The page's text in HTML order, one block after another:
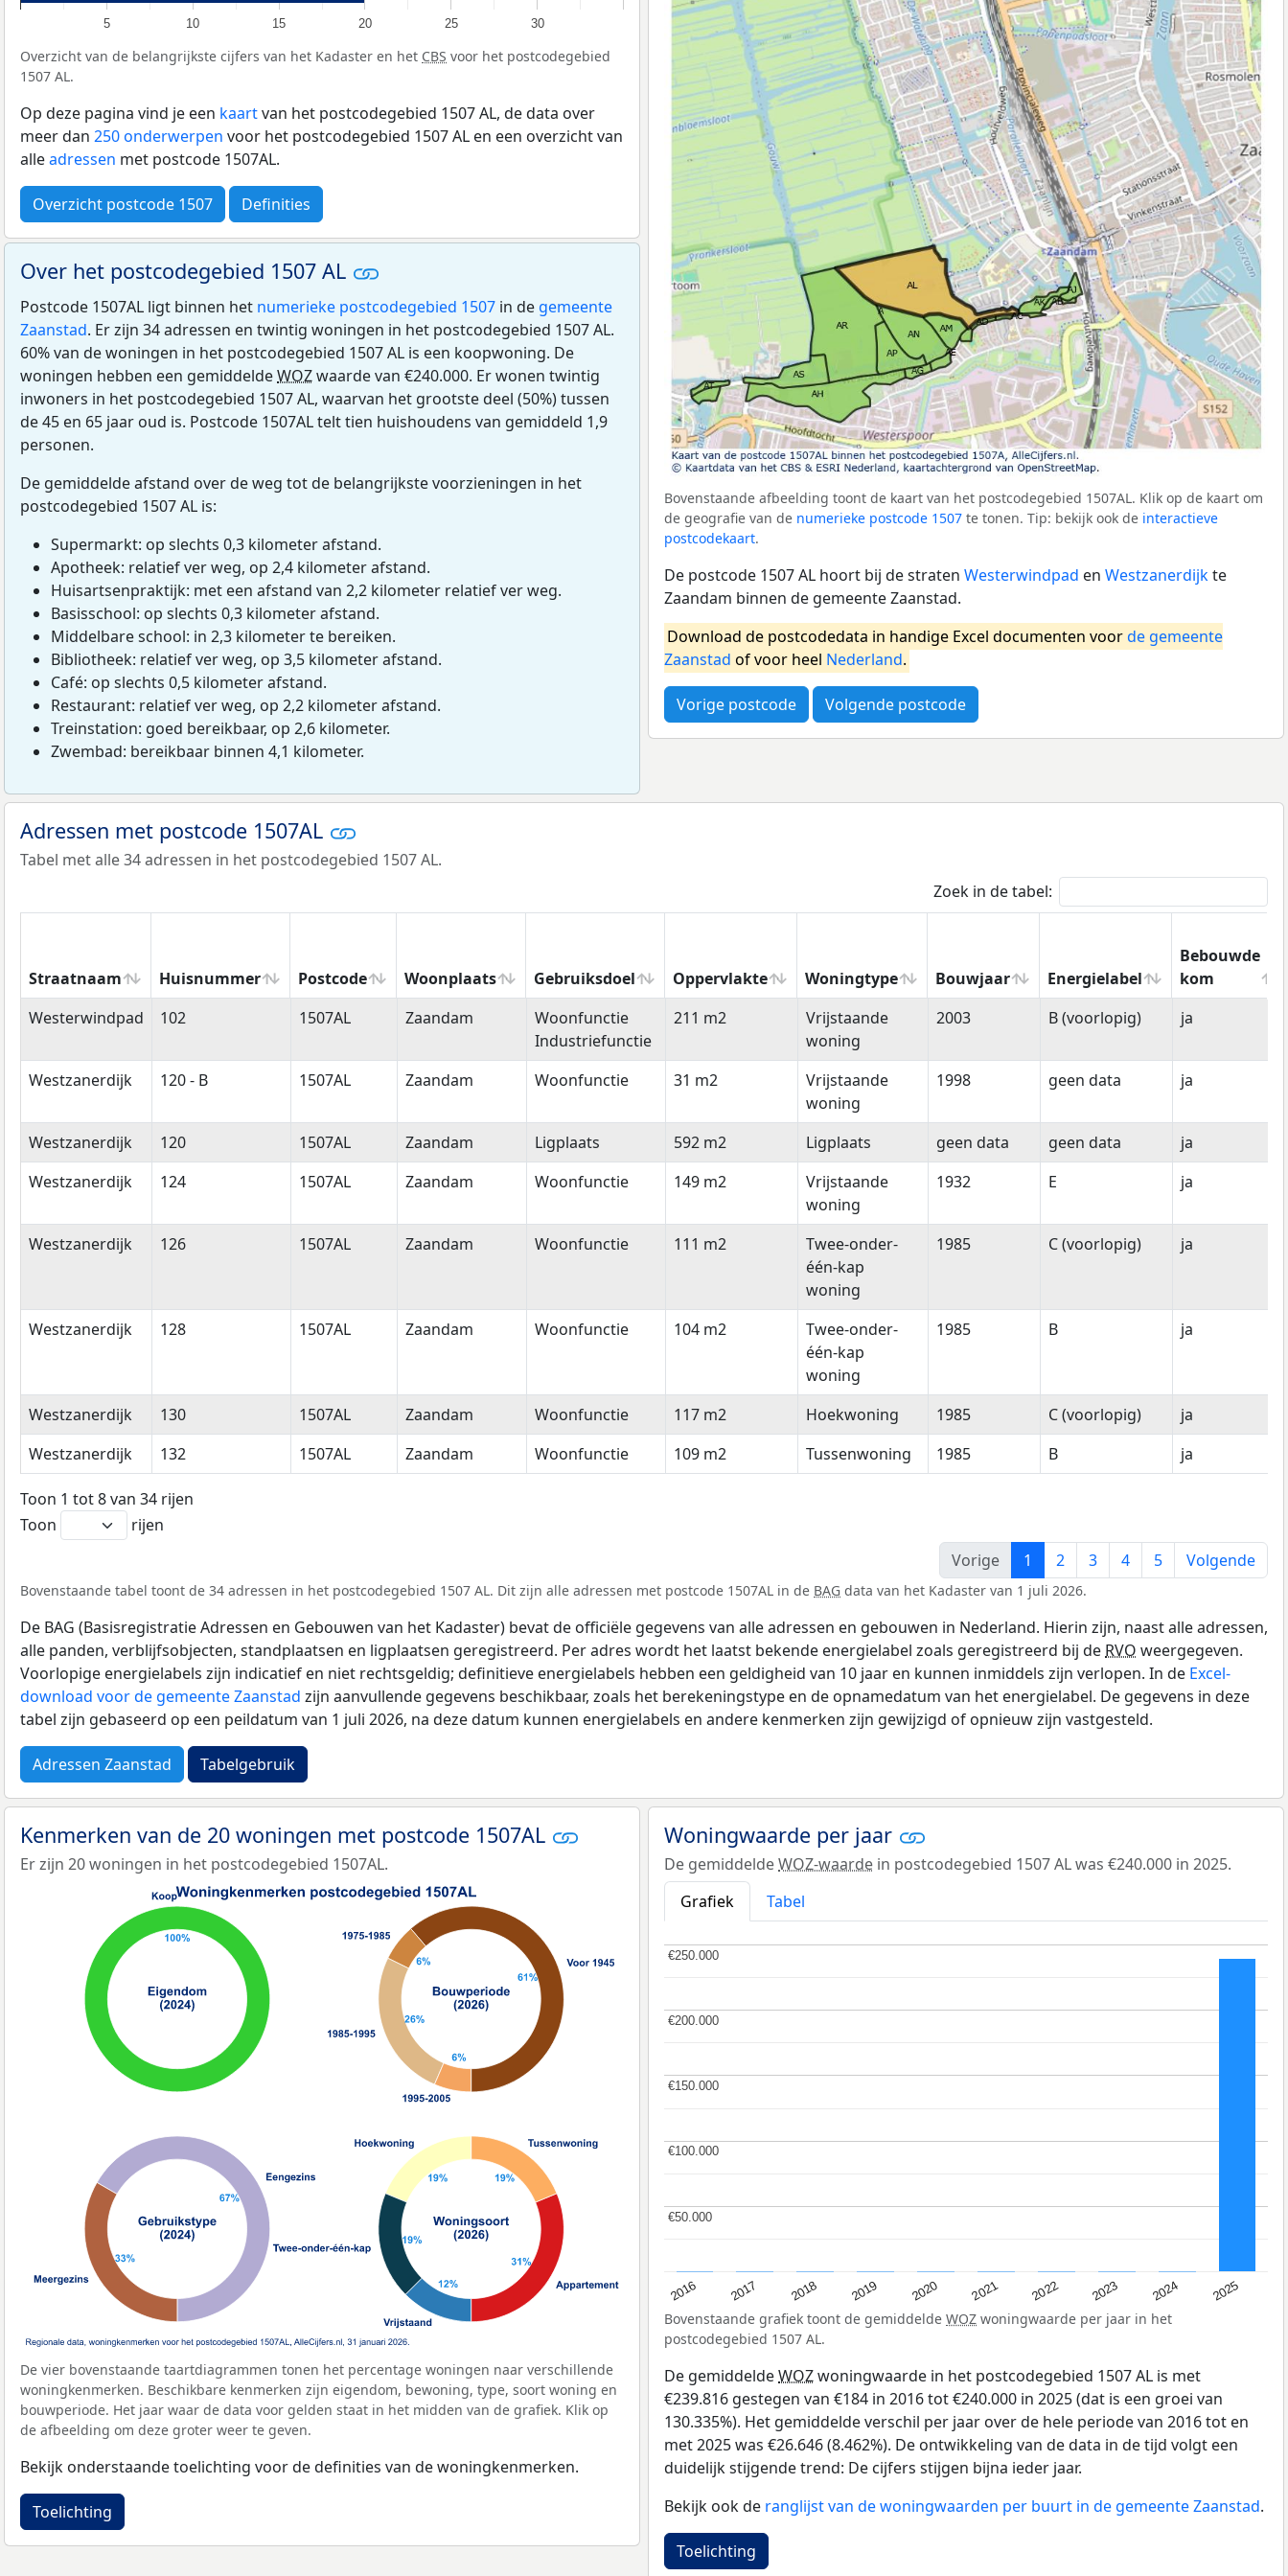
5 10 15 20 25 30
Overzicht van de belangrijkste cijfers van het Kadaster en het CBS voor het postcodegebied
1507 AL.
Op deze pagina vind je een kaartvan het postcodegebied 1507 AL, de data over
meer dan 250 onderwerpen voor het postcodegebied 1507 AL en een overzicht van
alleadressen met postcode 1507AL.
Overzicht postcode 1507 Definities
Over het postcodegebied 1507 AL
Postcode 1507AL ligt binnen het numerieke postcodegebied 1507 in de gemeente
Zaanstad. Er zijn 34 adressen en twintig woningen in het postcodegebied 1507 AL.
60% van de woningen in het postcodegebied 1507 AL is een koopwoning. De
woningen hebben een gemiddeldeWOZwaarde van €240.000. Er wonen twintig
inwoners in het postcodegebied 1507 AL, waarvan het grootste deel (50%) tussen
de 45 en 65 jaar oud is. Postcode 1507AL telt tien huishoudens van gemiddeld 1,9
personen.
De gemiddelde afstand over de weg tot de belangrijkste voorzieningen in het
postcodegebied 1507 AL is:
Supermarkt: op slechts 0,3 kilometer afstand.
Apotheek: relatief ver weg, op 2,4 kilometer afstand.
Huisartsenpraktijk: met een afstand van 2,2 kilometer relatief ver weg.
Basisschool: op slechts 0,3 kilometer afstand.
Middelbare school: in 2,3 kilometer te bereiken.
Bibliotheek: relatief ver weg, op 3,5 kilometer afstand.
Café: op slechts 0,5 kilometer afstand.
Restaurant: relatief ver weg, op 2,2 kilometer afstand.
Treinstation: goed bereikbaar, op 2,6 kilometer.
Zwembad: bereikbaar binnen 4,1 kilometer.
Bovenstaande afbeelding toont de kaart van het postcodegebied 1507AL. Klik op de kaart om
de geografie van de numerieke postcode 1507 te tonen. Tip: bekijk ook de interactieve
postcodekaart.
De postcode 1507 AL hoort bij de straten Westerwindpad en Westzanerdijkte
Zaandam binnen de gemeente Zaanstad.
Download de postcodedata in handige Excel documenten voorde gemeente
Zaanstad of voor heel Nederland.
Vorige postcode Volgende postcode
Adressen met postcode 1507AL
Tabel met alle 34 adressen in het postcodegebied 1507 AL.
Zoek in de tabel:
Straatnaam Huisnummer Postcode Woonplaats Gebruiksdoel Oppervlakte Woningtype Bouwjaar Energielabel
Bebouwde
kom
Straatnaam
Huisnummer Postcode Woonplaats Gebruiksdoel Oppervlakte Woningtype Bouwjaar Energielabel
Bebouwde
kom
Westerwindpad 102 1507AL Zaandam
Woonfunctie
Industriefunctie
211 m2
Vrijstaande
woning
2003 B (voorlopig) ja
Westzanerdijk 120 - B 1507AL Zaandam Woonfunctie 31 m2
Vrijstaande
woning
1998 geen data ja
Westzanerdijk 120 1507AL Zaandam Ligplaats 592 m2 Ligplaats geen data geen data
ja
Westzanerdijk
124 1507AL Zaandam Woonfunctie 149 m2
Vrijstaande
woning
1932 E ja
Westzanerdijk 126 1507AL Zaandam Woonfunctie 111 m2
Twee-onder-
één-kap
woning
1985 C (voorlopig) ja
Westzanerdijk 128 1507AL Zaandam Woonfunctie 104 m2
Twee-onder-
één-kap
woning
1985 B ja
Westzanerdijk 130 1507AL Zaandam Woonfunctie 117 m2 Hoekwoning 1985 C (voorlopig)
ja
Westzanerdijk
132 1507AL Zaandam Woonfunctie 109 m2 Tussenwoning 1985 B ja
Toon 1 tot 8 van 34 rijen
Toon
rijen
Vorige
1 2 3 4 5 Volgende
Bovenstaande tabel toont de 34 adressen in het postcodegebied 1507 AL. Dit zijn alle adressen met postcode 1507AL in de BAG data van het Kadaster van 1 juli 2026.
De BAG (Basisregistratie Adressen en Gebouwen van het Kadaster) bevat de officiële gegevens van alle adressen en gebouwen in Nederland. Hierin zijn, naast alle adressen,
alle panden, verblijfsobjecten, standplaatsen en ligplaatsen geregistreerd. Per adres wordt het laatst bekende energielabel zoals geregistreerd bij de RVO weergegeven.
Voorlopige energielabels zijn indicatief en niet rechtsgeldig; definitieve energielabels hebben een geldigheid van 10 jaar en kunnen inmiddels zijn verlopen. In de Excel-
download voor de gemeente Zaanstad zijn aanvullende gegevens beschikbaar, zoals het berekeningstype en de opnamedatum van het energielabel. De gegevens in deze
tabel zijn gebaseerd op een peildatum van 1 juli 2026, na deze datum kunnen energielabels en andere kenmerken zijn gewijzigd of opnieuw zijn vastgesteld.
Adressen Zaanstad Tabelgebruik
Kenmerken van de 20 woningen met postcode 1507AL
Er zijn 20 woningen in het postcodegebied 1507AL.
De vier bovenstaande taartdiagrammen tonen het percentage woningen naar verschillende
woningkenmerken. Beschikbare kenmerken zijn eigendom, bewoning, type, soort woning en
bouwperiode. Het jaar waar de data voor gelden staat in het midden van de grafiek. Klik op
de afbeelding om deze groter weer te geven.
Bekijk onderstaande toelichting voor de definities van de woningkenmerken.
Toelichting
Woningwaarde per jaar
De gemiddeldeWOZ-waarde in postcodegebied 1507 AL was €240.000 in 2025.
Grafiek
Tabel
2016 2017 2018 2019 2020 2021 2022 2023 2024 2025
€50.000
€50.000
€100.000
€100.000
€150.000
€150.000
€200.000
€200.000
€250.000
€250.000
Bovenstaande grafiek toont de gemiddelde WOZ woningwaarde per jaar in het
postcodegebied 1507 AL.
De gemiddeldeWOZwoningwaarde in het postcodegebied 1507 AL is met
€239.816 gestegen van €184 in 2016 tot €240.000 in 2025 (dat is een groei van
130.335%). Het gemiddelde verschil per jaar over de hele periode van 2016 tot en
met 2025 was €26.646 (8.462%). De ontwikkeling van de data in de tijd volgt een
duidelijk stijgende trend: De cijfers stijgen bijna ieder jaar.
Bekijk ook de ranglijst van de woningwaarden per buurt in de gemeente Zaanstad.
Toelichting